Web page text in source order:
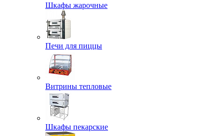
Шкафы жарочные
Печи для пиццы
Витрины тепловые
Шкафы пекарские